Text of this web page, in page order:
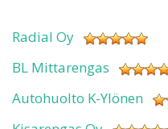
Radial Oy
BL Mittarengas
Autohuolto K-Ylönen